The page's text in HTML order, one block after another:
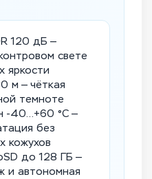
120 дБ —
свете
яркости
м — чёткая
темноте
-40…+60 °C —
без
кожухов
до 128 ГБ —
и автономная